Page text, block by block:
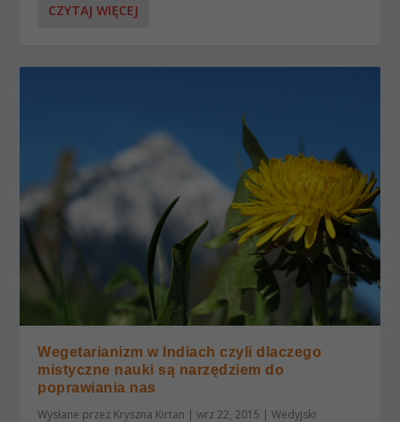
CZYTAJ WIĘCEJ
Wegetarianizm w Indiach czyli dlaczego
mistyczne nauki są narzędziem do
poprawiania nas
Wysłane przez Kryszna Kirtan |wrz 22, 2015 |Wedyjski